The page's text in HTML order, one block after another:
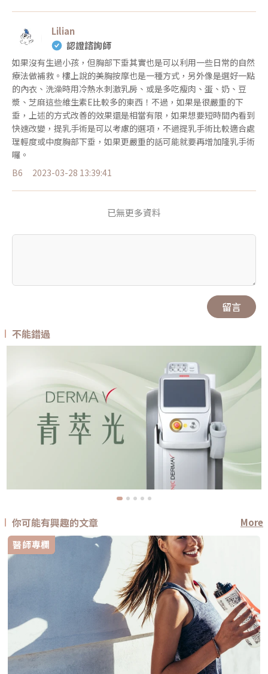
Lilian
認證諮詢師
如果沒有生過小孩，但胸部下垂其實也是可以利用一些日常的自然
療法做補救。樓上說的美胸按摩也是一種方式，另外像是選好一點
的內衣、洗澡時用冷熱水刺激乳房、或是多吃瘦肉、蛋、奶、豆
漿、芝麻這些維生素E比較多的東西！不過，如果是很嚴重的下
垂，上述的方式改善的效果還是相當有限，如果想要短時間內看到
快速改變，提乳手術是可以考慮的選項，不過提乳手術比較適合處
理輕度或中度胸部下垂，如果更嚴重的話可能就要再增加隆乳手術
囉。
B6
2023-03-28 13:39:41
已無更多資料
留言
不能錯過
你可能有興趣的文章
More
醫師專欄